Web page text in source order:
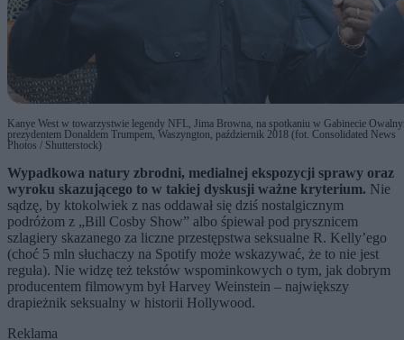
Kanye West w towarzystwie legendy NFL, Jima Browna, na spotkaniu w Gabinecie
prezydentem Donaldem Trumpem, Waszyngton, październik 2018 (fot. Consolidated News
Photos / Shutterstock)
Wypadkowa natury zbrodni, medialnej ekspozycji sprawy oraz
wyroku skazującego to w takiej dyskusji ważne kryterium. Nie
sądzę, by ktokolwiek z nas oddawał się dziś nostalgicznym
podróżom z „Bill Cosby Show” albo śpiewał pod prysznicem
szlagiery skazanego za liczne przestępstwa seksualne R. Kelly’ego
(choć 5 mln słuchaczy na Spotify może wskazywać, że to nie jest
reguła). Nie widzę też tekstów wspominkowych o tym, jak dobrym
producentem filmowym był Harvey Weinstein – największy
drapieżnik seksualny w historii Hollywood.
Reklama